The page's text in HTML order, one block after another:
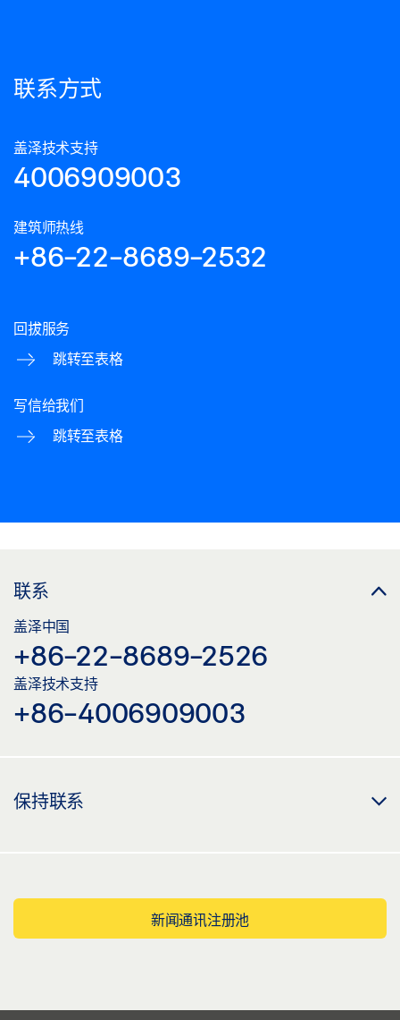
联系方式
盖泽技术支持
4006909003
建筑师热线
+86-22-8689-2532
回拔服务
跳转至表格
写信给我们
跳转至表格
联系
盖泽中国
+86-22-8689-2526
盖泽技术支持
+86-4006909003
保持联系
新闻通讯注册池